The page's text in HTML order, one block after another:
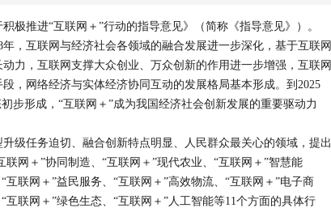
推进“互联网＋”行动的指导意见》（简称《指导意见》）。
年，互联网与经济社会各领域的融合发展进一步深化，基于互联网
力，互联网支撑大众创业、万众创新的作用进一步增强，互联网
，网络经济与实体经济协同互动的发展格局基本形成。到2025
步形成，“互联网＋”成为我国经济社会创新发展的重要驱动力
任务迫切、融合创新特点明显、人民群众最关心的领域，提出
联网＋”协同制造、“互联网＋”现代农业、“互联网＋”智慧能
互联网＋”益民服务、“互联网＋”高效物流、“互联网＋”电子商
互联网＋”绿色生态、“互联网＋”人工智能等11个方面的具体行